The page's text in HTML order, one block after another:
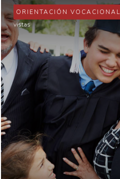
ORIENTACIÓN VOCACIONAL
vistas